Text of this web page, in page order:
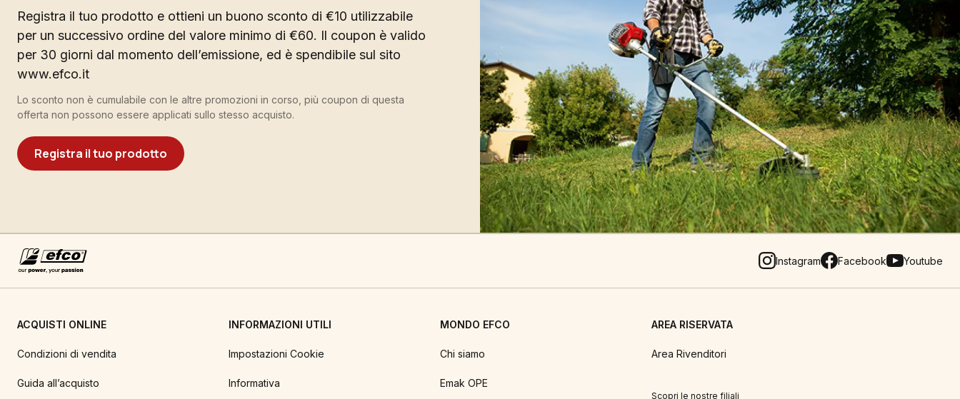
Registra il tuo prodotto e ottieni un buono sconto di €10 utilizzabile
per un successivo ordine del valore minimo di €60. Il coupon è valido
per 30 giorni dal momento dell’emissione, ed è spendibile sul sito
www.efco.it
Lo sconto non è cumulabile con le altre promozioni in corso, più coupon di questa
offerta non possono essere applicati sullo stesso acquisto.
Registra il tuo prodotto
Instagram Facebook Youtube
ACQUISTI ONLINE
Condizioni di vendita
Guida all’acquisto
INFORMAZIONI UTILI
Impostazioni Cookie
Informativa
MONDO EFCO
Chi siamo
Emak OPE
AREA RISERVATA
Area Rivenditori
Scopri le nostre filiali